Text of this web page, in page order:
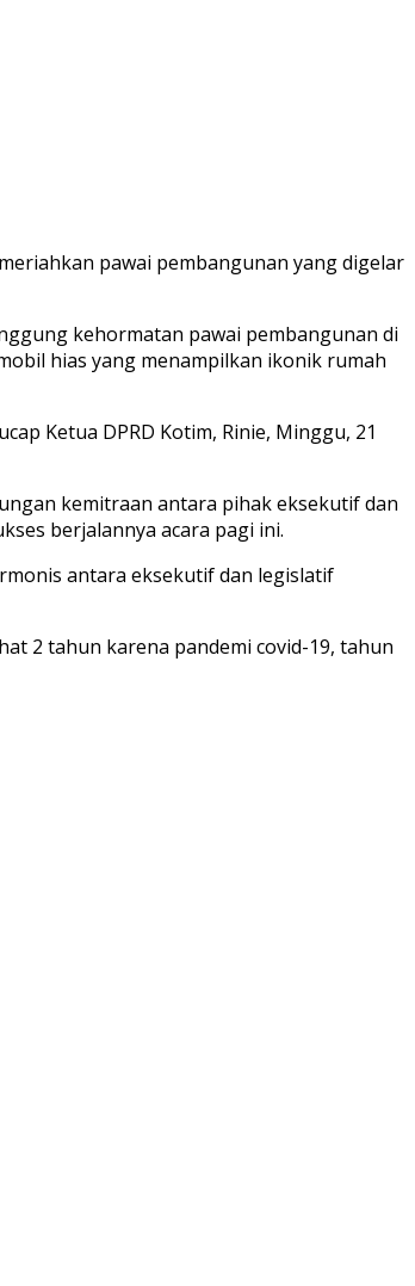
pawai pembangunan yang digelar
kehormatan pawai pembangunan di
hias yang menampilkan ikonik rumah
Ketua DPRD Kotim, Rinie, Minggu, 21
kemitraan antara pihak eksekutif dan
berjalannya acara pagi ini.
antara eksekutif dan legislatif
2 tahun karena pandemi covid-19, tahun